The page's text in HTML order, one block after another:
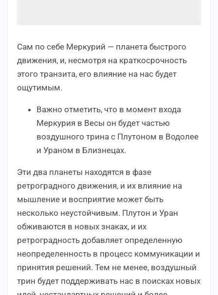
Сам по себе Меркурий — планета быстрого
движения, и, несмотря на краткосрочность
этого транзита, его влияние на нас будет
ощутимым.
Важно отметить, что в момент входа
Меркурия в Весы он будет частью
воздушного трина с Плутоном в Водолее
и Ураном в Близнецах.
Эти два планеты находятся в фазе
ретроградного движения, и их влияние на
мышление и восприятие может быть
несколько неустойчивым. Плутон и Уран
обживаются в новых знаках, и их
ретроградность добавляет определенную
неопределенность в процесс коммуникации и
принятия решений. Тем не менее, воздушный
трин будет поддерживать нас в поисках новых